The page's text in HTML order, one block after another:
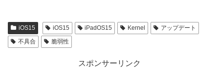
iOS15 iOS15 iPadOS15 Kernel
アップデート
不具合
脆弱性
スポンサーリンク